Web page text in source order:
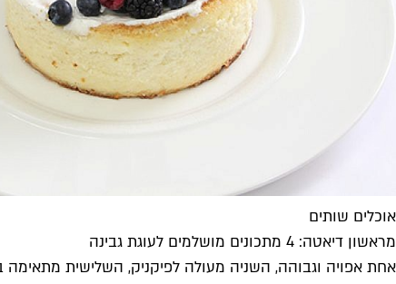
אוכלים שותים
מראשון דיאטה: 4 מתכונים מושלמים לעוגת גבינה
אחת אפויה וגבוהה, השניה מעולה לפיקניק, השלישית